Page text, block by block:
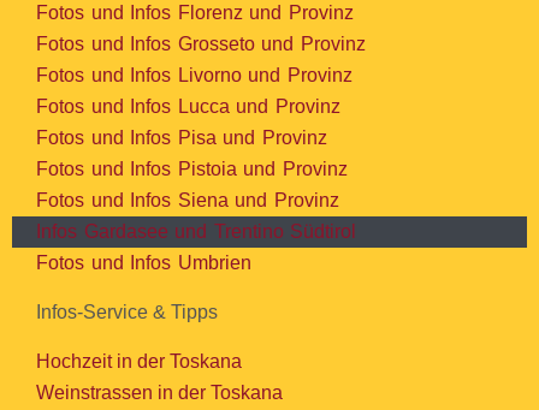
Fotos und Infos Florenz und Provinz
Fotos und Infos Grosseto und Provinz
Fotos und Infos Livorno und Provinz
Fotos und Infos Lucca und Provinz
Fotos und Infos Pisa und Provinz
Fotos und Infos Pistoia und Provinz
Fotos und Infos Siena und Provinz
Infos Gardasee und Trentino Südtirol
Fotos und Infos Umbrien
Infos-Service & Tipps
Hochzeit in der Toskana
Weinstrassen in der Toskana